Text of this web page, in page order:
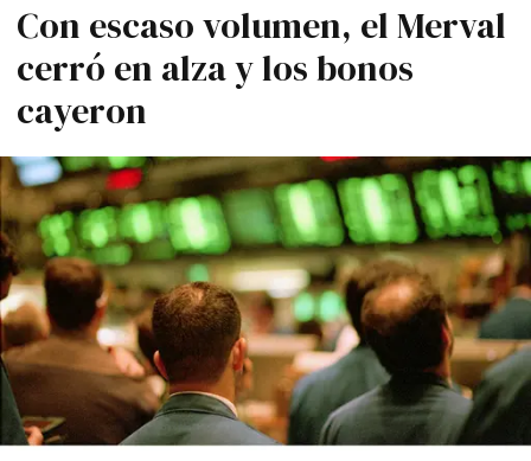
Con escaso volumen, el Merval
cerró en alza y los bonos
cayeron